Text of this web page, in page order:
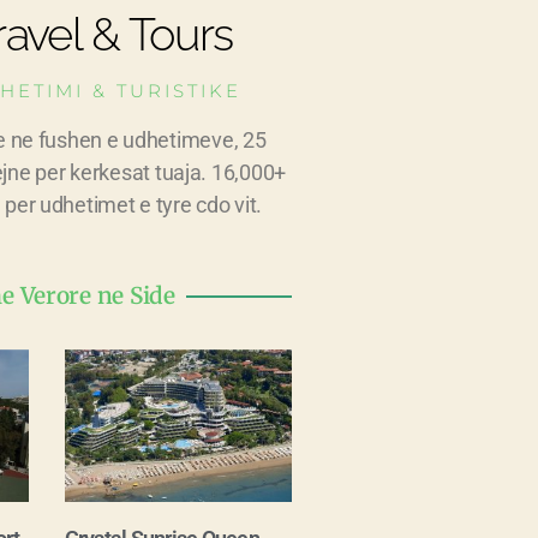
& Tours
& TURISTIKE
ne fushen e udhetimeve, 25
per kerkesat tuaja. 16,000+
udhetimet e tyre cdo vit.
Verore ne Side